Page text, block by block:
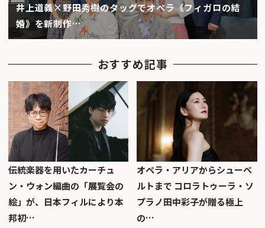
井上道義×野田秀樹のタッグでオペラ《フィガロの結
婚》を新制作…
おすすめ記事
伝統楽器を用いたカーチュ
ン・ウォン編曲の「展覧会の
絵」が、日本フィルにより本
邦初…
オペラ・アリアからシューベ
ルトまで コロラトゥーラ・ソ
プラノ田中彩子が贈る極上
の…